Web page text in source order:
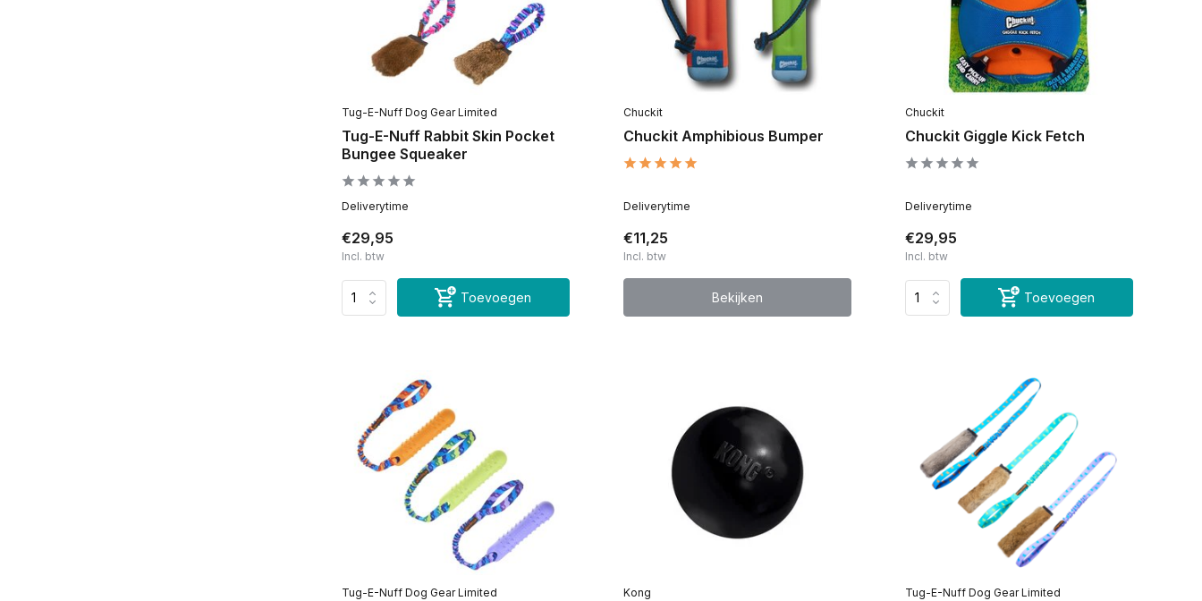
Tug-E-Nuff Dog Gear Limited
Tug-E-Nuff Rabbit Skin Pocket
Bungee Squeaker
Deliverytime
€29,95
Incl. btw
Toevoegen
Chuckit
Chuckit Amphibious Bumper
Deliverytime
€11,25
Incl. btw
Bekijken
Chuckit
Chuckit Giggle Kick Fetch
Deliverytime
€29,95
Incl. btw
Toevoegen
Tug-E-Nuff Dog Gear Limited Kong Tug-E-Nuff Dog Gear Limited